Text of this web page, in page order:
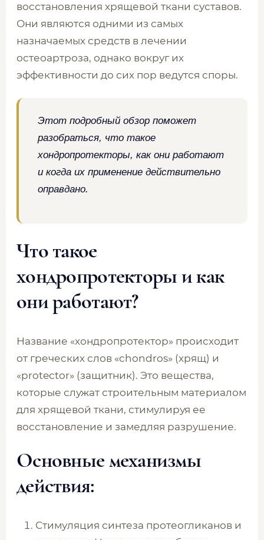
восстановления хрящевой ткани суставов.
Они являются одними из самых
назначаемых средств в лечении
остеоартроза, однако вокруг их
эффективности до сих пор ведутся споры.
Этот подробный обзор поможет
разобраться, что такое
хондропротекторы, как они работают
и когда их применение действительно
оправдано.
Что такое
хондропротекторы и как
они работают?
Название «хондропротектор» происходит
от греческих слов «chondros» (хрящ) и
«protector» (защитник). Это вещества,
которые служат строительным материалом
для хрящевой ткани, стимулируя ее
восстановление и замедляя разрушение.
Основные механизмы
действия:
Стимуляция синтеза протеогликанов и